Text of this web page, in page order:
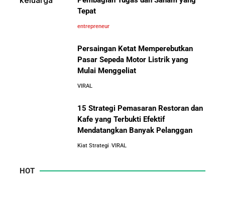
Tepat
entrepreneur
Persaingan Ketat Memperebutkan
Pasar Sepeda Motor Listrik yang
Mulai Menggeliat
VIRAL
15 Strategi Pemasaran Restoran dan
Kafe yang Terbukti Efektif
Mendatangkan Banyak Pelanggan
Kiat Strategi VIRAL
HOT